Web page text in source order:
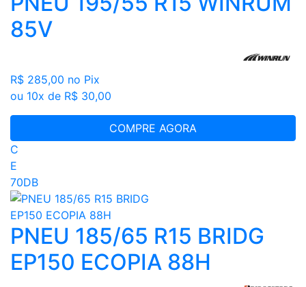
85V
R$ 285,00 no Pix
ou 10x de R$ 30,00
COMPRE AGORA
C
E
70DB
PNEU 185/65 R15 BRIDG
EP150 ECOPIA 88H